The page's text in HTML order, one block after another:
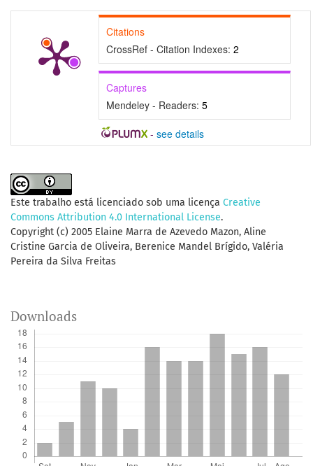
Citations
CrossRef - Citation Indexes: 2
Captures
Mendeley - Readers: 5
- see details
Este trabalho está licenciado sob uma licença Creative
Commons Attribution 4.0 International License.
Copyright (c) 2005 Elaine Marra de Azevedo Mazon, Aline
Cristine Garcia de Oliveira, Berenice Mandel Brígido, Valéria
Pereira da Silva Freitas
Downloads